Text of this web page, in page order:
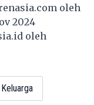
oleh
2024
oleh
Keluarga